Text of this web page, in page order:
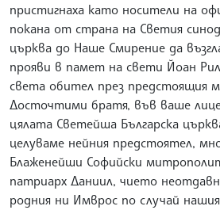
пристигнаха като носители на
покана от страна на Светия
църква до Наше Смирение да
прояви в памет на свети Йоан
света обител през предстоящия
Досточтими братя, във ваше
цялата Светейша Българска
целуваме нейния предстоятел,
Блаженейши Софийски
патриарх Даниил, чието
родния ни Имврос по случай